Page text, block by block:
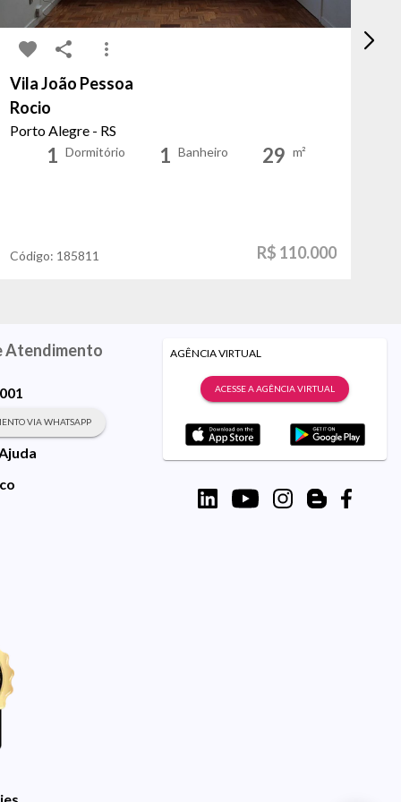
Vila João Pessoa
Rocio
Porto Alegre - RS
1 Dormitório 1 Banheiro 29 m²
Código: 185811 R$ 110.000
Atendimento
VIA WHATSAPP
AGÊNCIA VIRTUAL
ACESSE A AGÊNCIA VIRTUAL